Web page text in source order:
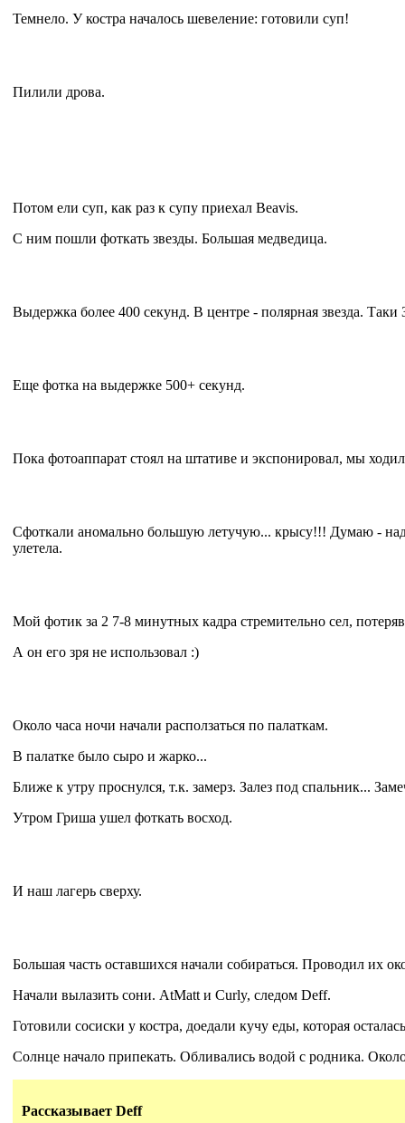
Темнело. У костра началось шевеление: готовили суп!
Пилили дрова.
Потом ели суп, как раз к супу приехал Beavis.
С ним пошли фоткать звезды. Большая медведица.
Выдержка более 400 секунд. В центре - полярная звезда. Таки
Еще фотка на выдержке 500+ секунд.
Пока фотоаппарат стоял на штативе и экспонировал, мы
Сфоткали аномально большую летучую... крысу!!! Думаю -
улетела.
Мой фотик за 2 7-8 минутных кадра стремительно сел,
А он его зря не использовал :)
Около часа ночи начали расползаться по палаткам.
В палатке было сыро и жарко...
Ближе к утру проснулся, т.к. замерз. Залез под спальник...
Утром Гриша ушел фоткать восход.
И наш лагерь сверху.
Большая часть оставшихся начали собираться. Проводил их
Начали вылазить сони. AtMatt и Curly, следом Deff.
Готовили сосиски у костра, доедали кучу еды, которая
Солнце начало припекать. Обливались водой с родника.
Рассказывает Deff